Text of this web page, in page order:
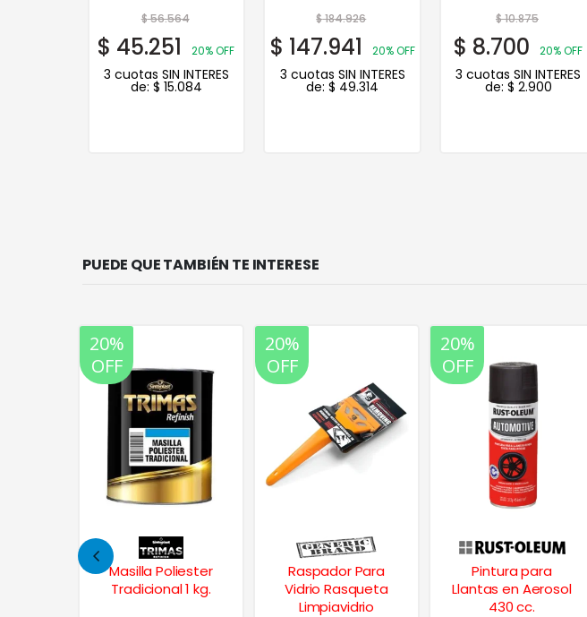
$56.564
$ 45.251 20% OFF
3 cuotas SIN INTERES
de: $ 15.084
$184.926
$ 147.941 20% OFF
3 cuotas SIN INTERES
de:$ 49.314
$10.875
$ 8.700 20% OFF
3 cuotas SIN INTERES
de: $ 2.900
PUEDE QUE TAMBIÉN TE INTERESE
20%
OFF
Raspador Para
Vidrio Rasqueta
20%
OFF
Pintura para
Llantas en Aerosol
430 cc.
20%
OFF
Kit Parche
Reparación Fibra
de Vidrio 1/2 Lt.